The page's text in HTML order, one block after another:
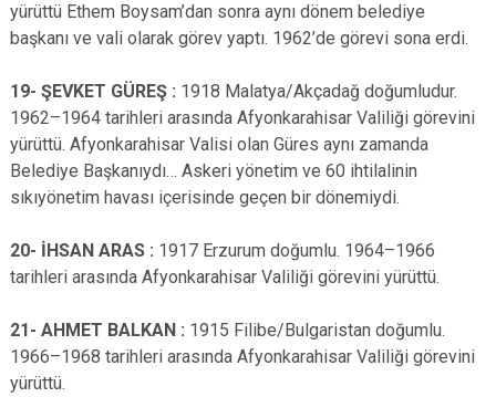
yürüttü Ethem Boysam’dan sonra aynı dönem belediye
başkanı ve vali olarak görev yaptı. 1962’de görevi sona erdi.
19- ŞEVKET GÜREŞ : 1918 Malatya/Akçadağ doğumludur.
1962–1964 tarihleri arasında Afyonkarahisar Valiliği görevini
yürüttü. Afyonkarahisar Valisi olan Güres aynı zamanda
Belediye Başkanıydı… Askeri yönetim ve 60 ihtilalinin
sıkıyönetim havası içerisinde geçen bir dönemiydi.
20- İHSAN ARAS : 1917 Erzurum doğumlu. 1964–1966
tarihleri arasında Afyonkarahisar Valiliği görevini yürüttü.
21- AHMET BALKAN : 1915 Filibe/Bulgaristan doğumlu.
1966–1968 tarihleri arasında Afyonkarahisar Valiliği görevini
yürüttü.